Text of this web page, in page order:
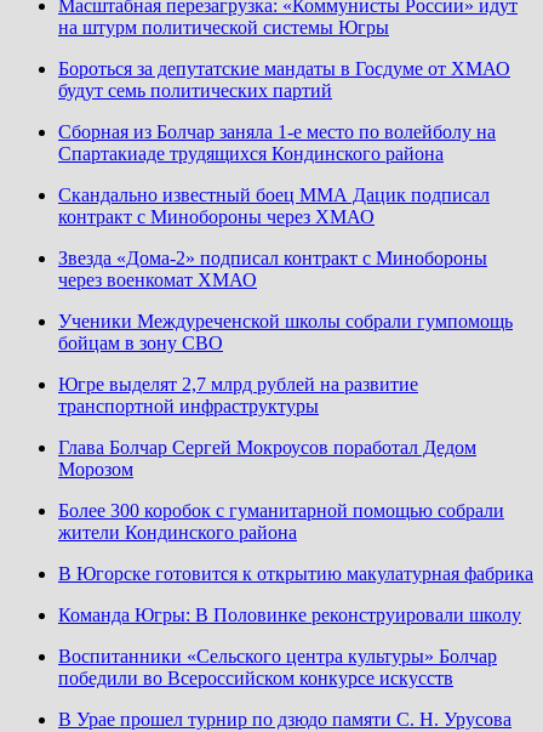
Масштабная перезагрузка: «Коммунисты России» идут
на штурм политической системы Югры
Бороться за депутатские мандаты в Госдуме от ХМАО
будут семь политических партий
Сборная из Болчар заняла 1-е место по волейболу на
Спартакиаде трудящихся Кондинского района
Скандально известный боец ММА Дацик подписал
контракт с Минобороны через ХМАО
Звезда «Дома-2» подписал контракт с Минобороны
через военкомат ХМАО
Ученики Междуреченской школы собрали гумпомощь
бойцам в зону СВО
Югре выделят 2,7 млрд рублей на развитие
транспортной инфраструктуры
Глава Болчар Сергей Мокроусов поработал Дедом
Морозом
Более 300 коробок с гуманитарной помощью собрали
жители Кондинского района
В Югорске готовится к открытию макулатурная фабрика
Команда Югры: В Половинке реконструировали школу
Воспитанники «Сельского центра культуры» Болчар
победили во Всероссийском конкурсе искусств
В Урае прошел турнир по дзюдо памяти С. Н. Урусова